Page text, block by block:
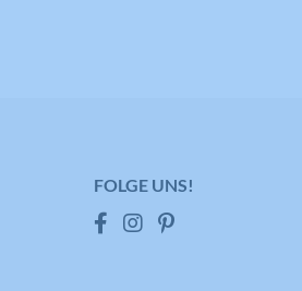
FOLGE UNS!